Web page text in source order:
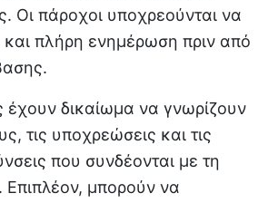
Οι πάροχοι υποχρεούνται να
πλήρη ενημέρωση πριν από
έχουν δικαίωμα να γνωρίζουν
τις υποχρεώσεις και τις
που συνδέονται με τη
μπορούν να